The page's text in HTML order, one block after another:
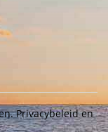
Privacybeleiden